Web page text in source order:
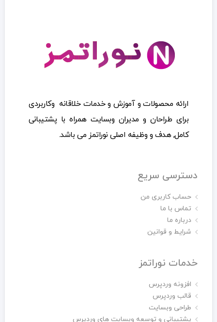
ارائه محصولات و آموزش و خدمات خلاقانه وکاربردی
برای طراحان و مدیران وبسایت همراه با پشتیبانی
کامل, هدف و وظیفه اصلی نوراتمز می باشد.
دسترسی سریع
حساب کاربری من
تماس با ما
درباره ما
شرایط و قوانین
خدمات نوراتمز
افزونه وردپرس
قالب وردپرس
طراحی وبسایت
پشتیبانی و توسعه وبسایت های وردپرس